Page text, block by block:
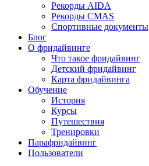
Рекорды AIDA
Рекорды CMAS
Спортивные документы
Блог
О фридайвинге
Что такое фридайвинг
Детский фридайвинг
Карта фридайвинга
Обучение
История
Курсы
Путешествия
Тренировки
Парафридайвинг
Пользователи